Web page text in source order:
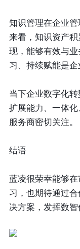
知识管理在企业
来看，知识资产
现，能够有效与
习、持续赋能是企
当下企业数字化转
扩展能力、一体
服务商密切关注。
结语
蓝凌很荣幸能够
习，也期待通过
决方案，发挥数智